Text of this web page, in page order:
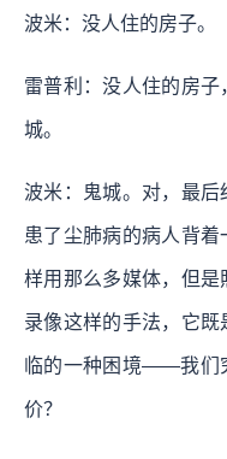
波米：没人住的房子。
雷普利：没人住的房
城。
波米：鬼城。对，最
患了尘肺病的病人背
样用那么多媒体，但是
录像这样的手法，它
临的一种困境——我们
价？